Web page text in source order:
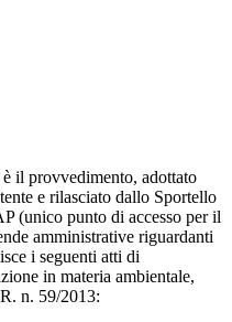
il provvedimento, adottato
e rilasciato dallo Sportello
(unico punto di accesso per il
amministrative riguardanti
i seguenti atti di
in materia ambientale,
n. 59/2013: